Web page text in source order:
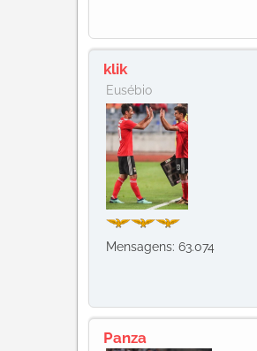
klik
Eusébio
Mensagens: 63.074
Panza